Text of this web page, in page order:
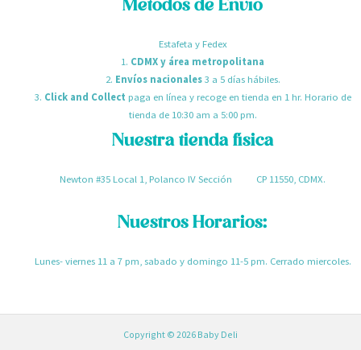
Métodos de Envío
Estafeta y Fedex
1. CDMX y área metropolitana
2. Envíos nacionales3 a 5 días hábiles.
3. Click and Collect paga en línea y recoge en tienda en 1 hr. Horario de
tienda de 10:30 am a 5:00 pm.
Nuestra tienda física
Newton #35 Local 1, Polanco IV Sección CP 11550, CDMX.
Nuestros Horarios:
Lunes- viernes 11 a 7 pm, sabado y domingo 11-5 pm. Cerrado miercoles.
Copyright © 2026 Baby Deli